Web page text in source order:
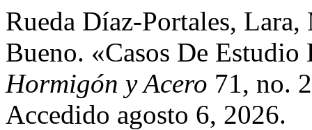
Rueda Díaz-Portales,
Bueno. «Casos De
Hormigón y Acero 71, no.
Accedido agosto 6, 2026.